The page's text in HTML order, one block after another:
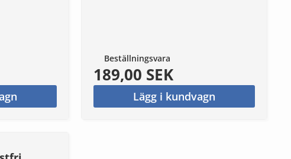
Beställningsvara
189,00 SEK
Lägg i kundvagn